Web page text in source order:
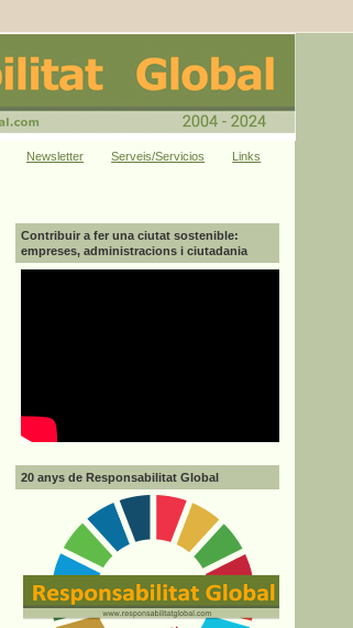
Newsletter Serveis/Servicios Links
Contribuir a fer una ciutat sostenible:
empreses, administracions i ciutadania
20 anys de Responsabilitat Global